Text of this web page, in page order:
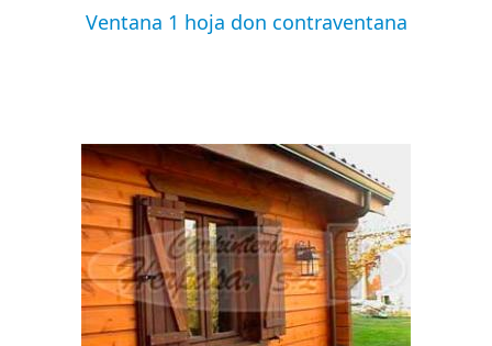
Ventana 1 hoja don contraventana